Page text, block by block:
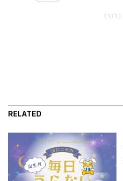
〈 1 / 1 〉
RELATED